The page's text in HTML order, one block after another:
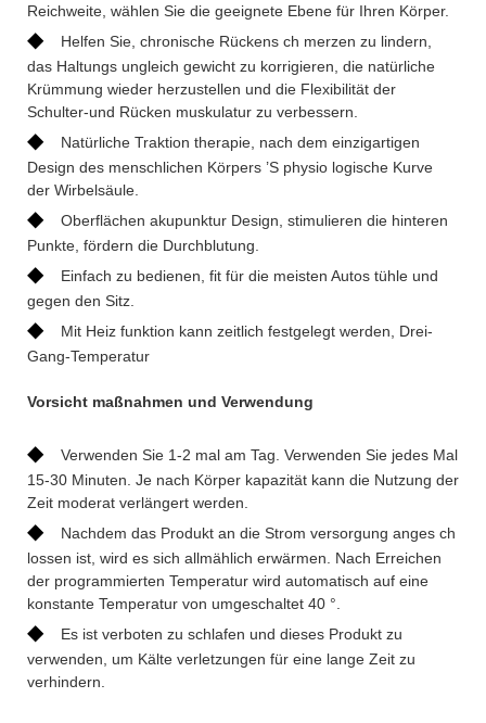
Reichweite, wählen Sie die geeignete Ebene für Ihren Körper.
◆
Helfen Sie, chronische Rückens ch merzen zu lindern,
das Haltungs ungleich gewicht zu korrigieren, die natürliche
Krümmung wieder herzustellen und die Flexibilität der
Schulter-und Rücken muskulatur zu verbessern.
◆
Natürliche Traktion therapie, nach dem einzigartigen
Design des menschlichen Körpers ’S physio logische Kurve
der Wirbelsäule.
◆
Oberflächen akupunktur Design, stimulieren die hinteren
Punkte, fördern die Durchblutung.
◆
Einfach zu bedienen, fit für die meisten Autos tühle und
gegen den Sitz.
◆
Mit Heiz funktion kann zeitlich festgelegt werden, Drei-
Gang-Temperatur
Vorsicht maßnahmen und Verwendung
◆
Verwenden Sie 1-2 mal am Tag. Verwenden Sie jedes Mal
15-30 Minuten. Je nach Körper kapazität kann die Nutzung der
Zeit moderat verlängert werden.
◆
Nachdem das Produkt an die Strom versorgung anges ch
lossen ist, wird es sich allmählich erwärmen. Nach Erreichen
der programmierten Temperatur wird automatisch auf eine
konstante Temperatur von umgeschaltet 40 °.
◆
Es ist verboten zu schlafen und dieses Produkt zu
verwenden, um Kälte verletzungen für eine lange Zeit zu
verhindern.